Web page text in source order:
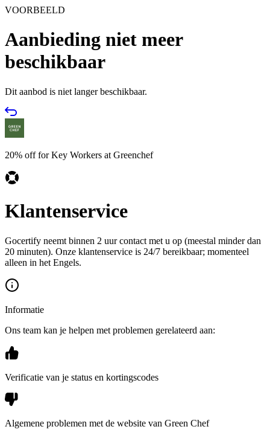
VOORBEELD
Aanbieding niet meer
beschikbaar
Dit aanbod is niet langer beschikbaar.
20% off for Key Workers at Greenchef
Klantenservice
Gocertify neemt binnen 2 uur contact met u op (meestal minder dan
20 minuten). Onze klantenservice is 24/7 bereikbaar; momenteel
alleen in het Engels.
Informatie
Ons team kan je helpen met problemen gerelateerd aan:
Verificatie van je status en kortingscodes
Algemene problemen met de website van Green Chef